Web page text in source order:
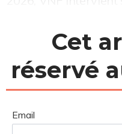
Cet
réservé
Email